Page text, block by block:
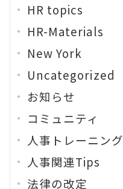
HR topics
HR-Materials
New York
Uncategorized
お知らせ
コミュニティ
人事トレーニング
人事関連Tips
法律の改定